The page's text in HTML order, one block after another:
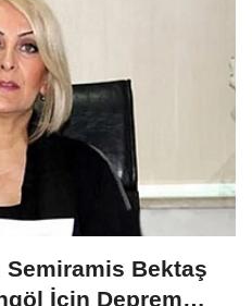
Bektaş
İçin Deprem